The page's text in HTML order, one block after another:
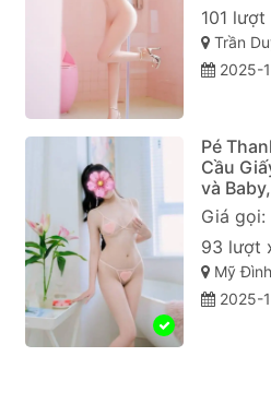
101 lượt
Trần
2025-
Pé
Cầu
và
Giá gọi:
93 lượt
Mỹ
2025-